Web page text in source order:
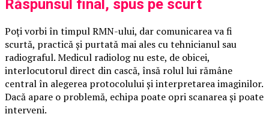
Răspunsul final, spus pe scurt
Poți vorbi în timpul RMN-ului, dar comunicarea va fi
scurtă, practică și purtată mai ales cu tehnicianul sau
radiograful. Medicul radiolog nu este, de obicei,
interlocutorul direct din cască, însă rolul lui rămâne
central în alegerea protocolului și interpretarea imaginilor.
Dacă apare o problemă, echipa poate opri scanarea și poate
interveni.